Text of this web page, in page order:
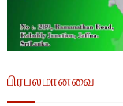
பிரபலமானவை